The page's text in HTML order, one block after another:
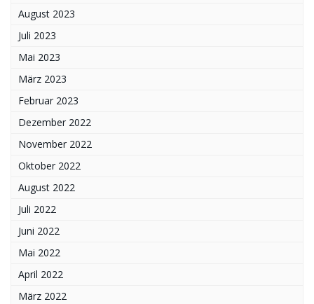
August 2023
Juli 2023
Mai 2023
März 2023
Februar 2023
Dezember 2022
November 2022
Oktober 2022
August 2022
Juli 2022
Juni 2022
Mai 2022
April 2022
März 2022